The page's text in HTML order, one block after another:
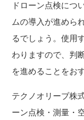
ドローン点検につ
ムの導入が進めら
るでしょう。使用
わりますので、判
を進めることをお
テクノオリーブ株
ーン点検・測量・